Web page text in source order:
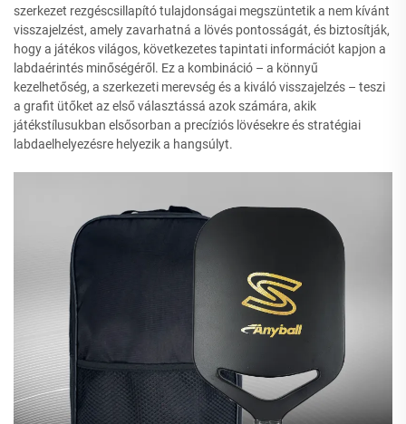
szerkezet rezgéscsillapító tulajdonságai megszüntetik a nem kívánt
visszajelzést, amely zavarhatná a lövés pontosságát, és biztosítják,
hogy a játékos világos, következetes tapintati információt kapjon a
labdaérintés minőségéről. Ez a kombináció – a könnyű
kezelhetőség, a szerkezeti merevség és a kiváló visszajelzés – teszi
a grafit ütőket az első választássá azok számára, akik
játékstílusukban elsősorban a precíziós lövésekre és stratégiai
labdaelhelyezésre helyezik a hangsúlyt.